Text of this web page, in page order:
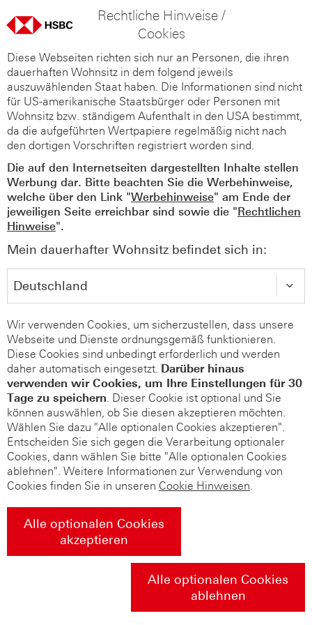
Rechtliche Hinweise /
Cookies
Diese Webseiten richten sich nur an Personen, die ihren
dauerhaften Wohnsitz in dem folgend jeweils
auszuwählenden Staat haben. Die Informationen sind nicht
für US-amerikanische Staatsbürger oder Personen mit
Wohnsitz bzw. ständigem Aufenthalt in den USA bestimmt,
da die aufgeführten Wertpapiere regelmäßig nicht nach
den dortigen Vorschriften registriert worden sind.
Die auf den Internetseiten dargestellten Inhalte stellen
Werbung dar. Bitte beachten Sie die Werbehinweise,
welche über den Link "Werbehinweise" am Ende der
jeweiligen Seite erreichbar sind sowie die "Rechtlichen
Hinweise".
Mein dauerhafter Wohnsitz befindet sich in:
Wir verwenden Cookies, um sicherzustellen, dass unsere
Webseite und Dienste ordnungsgemäß funktionieren.
Diese Cookies sind unbedingt erforderlich und werden
daher automatisch eingesetzt. Darüber hinaus
verwenden wir Cookies, um Ihre Einstellungen für 30
Tage zu speichern. Dieser Cookie ist optional und Sie
können auswählen, ob Sie diesen akzeptieren möchten.
Wählen Sie dazu "Alle optionalen Cookies akzeptieren".
Entscheiden Sie sich gegen die Verarbeitung optionaler
Cookies, dann wählen Sie bitte "Alle optionalen Cookies
ablehnen". Weitere Informationen zur Verwendung von
Cookies finden Sie in unseren Cookie Hinweisen.
Alle optionalen Cookies
akzeptieren
Alle optionalen Cookies
ablehnen